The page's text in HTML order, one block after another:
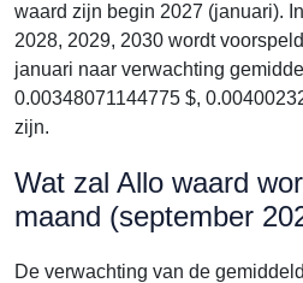
waard zijn begin 2027 (januari).
2028, 2029, 2030 wordt
januari naar verwachting
0.00348071144775 $,
zijn.
Wat zal Allo waard
maand (september
De verwachting van de